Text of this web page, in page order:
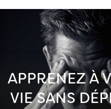
APPRENEZ À
VIE SANS